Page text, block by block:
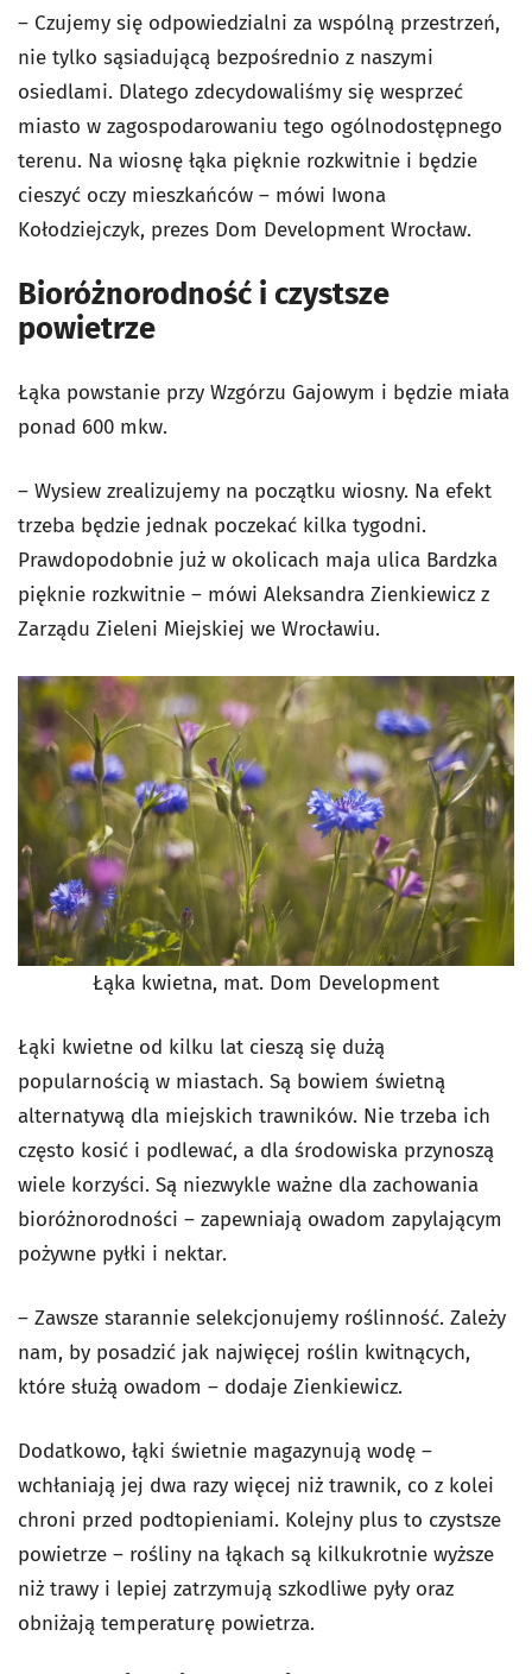
– Czujemy się odpowiedzialni za wspólną przestrzeń,
nie tylko sąsiadującą bezpośrednio z naszymi
osiedlami. Dlatego zdecydowaliśmy się wesprzeć
miasto w zagospodarowaniu tego ogólnodostępnego
terenu. Na wiosnę łąka pięknie rozkwitnie i będzie
cieszyć oczy mieszkańców – mówi Iwona
Kołodziejczyk, prezes Dom Development Wrocław.
Bioróżnorodność i czystsze
powietrze
Łąka powstanie przy Wzgórzu Gajowym i będzie miała
ponad 600 mkw.
– Wysiew zrealizujemy na początku wiosny. Na efekt
trzeba będzie jednak poczekać kilka tygodni.
Prawdopodobnie już w okolicach maja ulica Bardzka
pięknie rozkwitnie – mówi Aleksandra Zienkiewicz z
Zarządu Zieleni Miejskiej we Wrocławiu.
Łąka kwietna, mat. Dom Development
Łąki kwietne od kilku lat cieszą się dużą
popularnością w miastach. Są bowiem świetną
alternatywą dla miejskich trawników. Nie trzeba ich
często kosić i podlewać, a dla środowiska przynoszą
wiele korzyści. Są niezwykle ważne dla zachowania
bioróżnorodności – zapewniają owadom zapylającym
pożywne pyłki i nektar.
– Zawsze starannie selekcjonujemy roślinność. Zależy
nam, by posadzić jak najwięcej roślin kwitnących,
które służą owadom – dodaje Zienkiewicz.
Dodatkowo, łąki świetnie magazynują wodę –
wchłaniają jej dwa razy więcej niż trawnik, co z kolei
chroni przed podtopieniami. Kolejny plus to czystsze
powietrze – rośliny na łąkach są kilkukrotnie wyższe
niż trawy i lepiej zatrzymują szkodliwe pyły oraz
obniżają temperaturę powietrza.